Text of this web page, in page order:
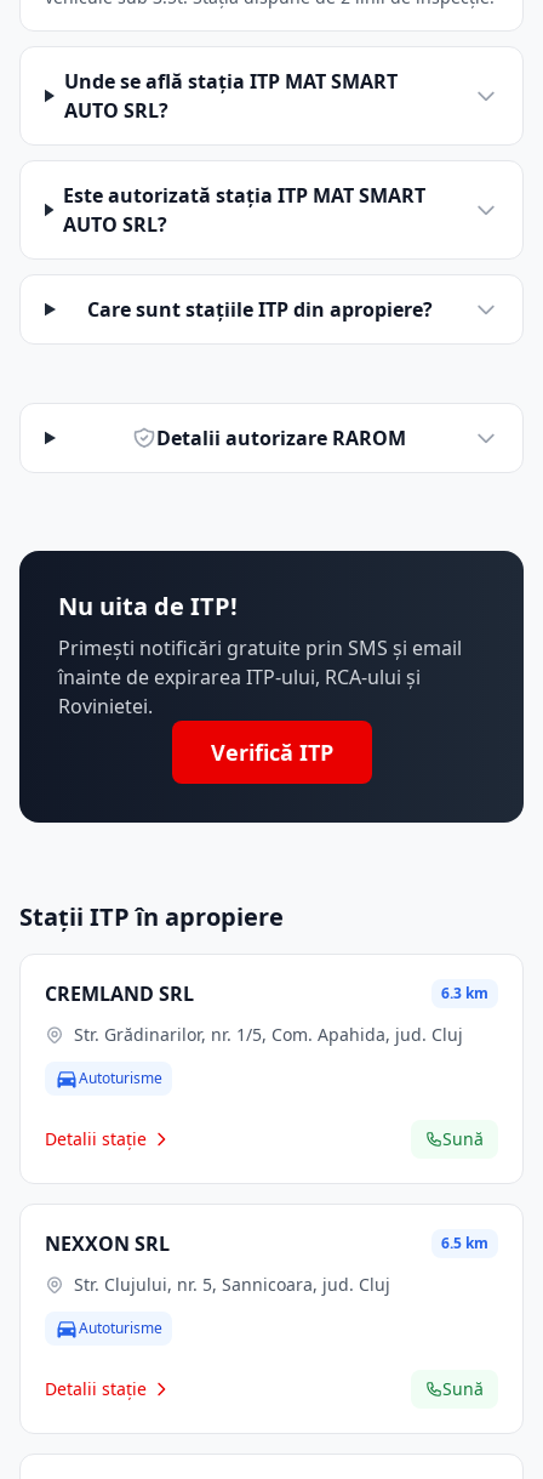
Unde se află stația ITP MAT SMART
AUTO SRL?
Este autorizată stația ITP MAT SMART
AUTO SRL?
Care sunt stațiile ITP din apropiere?
Detalii autorizare RAROM
Nu uita de ITP!
Primești notificări gratuite prin SMS și email
înainte de expirarea ITP-ului, RCA-ului și
Rovinietei.
Verifică ITP
Stații ITP în apropiere
CREMLAND SRL 6.3 km
Str. Grădinarilor, nr. 1/5, Com. Apahida, jud. Cluj
Autoturisme
Detalii stație Sună
NEXXON SRL 6.5 km
Str. Clujului, nr. 5, Sannicoara, jud. Cluj
Autoturisme
Detalii stație Sună